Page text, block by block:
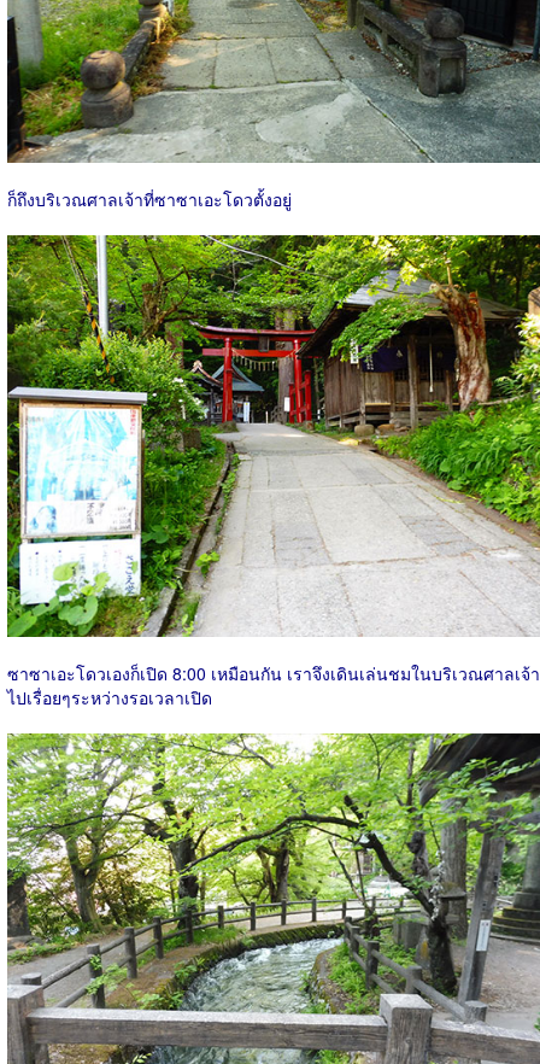
ก็ถึงบริเวณศาลเจ้าที่ซาซาเอะโดวตั้งอยู่
ซาซาเอะโดวเองก็เปิด 8:00 เหมือนกัน เราจึงเดินเล่นชมในบริเวณศาลเจ้า
ไปเรื่อยๆระหว่างรอเวลาเปิด